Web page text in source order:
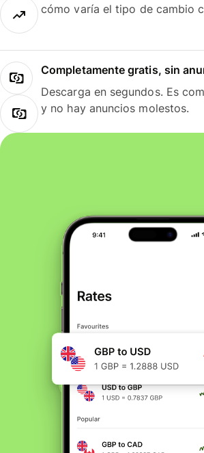
cómo varía el tipo de cambio
Completamente gratis, sin
Descarga en segundos. Es
y no hay anuncios molestos.